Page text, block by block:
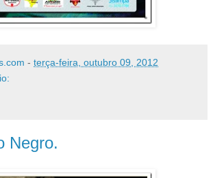
- terça-feira, outubro 09, 2012
Negro.